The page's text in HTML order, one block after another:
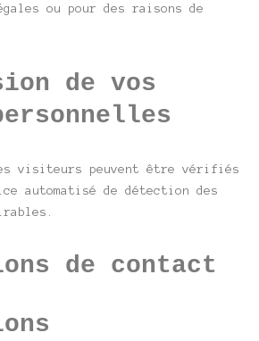
ou pour des raisons de
de vos
des visiteurs peuvent être vérifiés
automatisé de détection des
de contact